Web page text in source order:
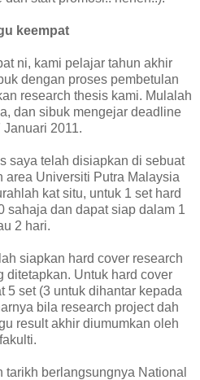
keempat
ni, kami pelajar tahun akhir
dengan proses pembetulan
research thesis kami. Mulalah
dan sibuk mengejar deadline
Januari 2011.
saya telah disiapkan di sebuat
area Universiti Putra Malaysia
kat situ, untuk 1 set hard
sahaja dan dapat siap dalam 1
2 hari.
siapkan hard cover research
ditetapkan. Untuk hard cover
5 set (3 untuk dihantar kepada
bila research project dah
result akhir diumumkan oleh
fakulti.
tarikh berlangsungnya National